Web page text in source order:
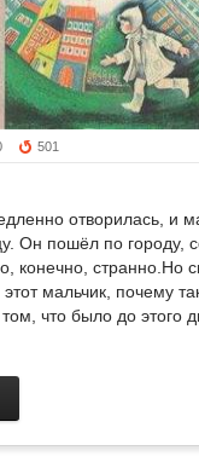
501
отворилась, и
Он пошёл по городу,
конечно, странно.Но
этот мальчик, почему
что было до этого